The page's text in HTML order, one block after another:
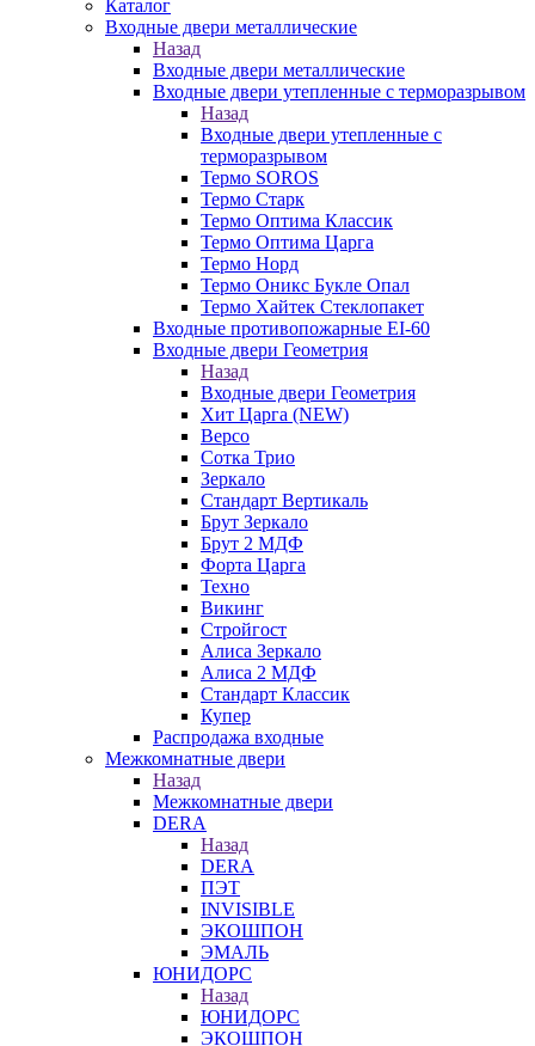
Каталог
Входные двери металлические
Назад
Входные двери металлические
Входные двери утепленные с терморазрывом
Назад
Входные двери утепленные с
терморазрывом
Термо SOROS
Термо Старк
Термо Оптима Классик
Термо Оптима Царга
Термо Норд
Термо Оникс Букле Опал
Термо Хайтек Стеклопакет
Входные противопожарные EI-60
Входные двери Геометрия
Назад
Входные двери Геометрия
Хит Царга (NEW)
Версо
Сотка Трио
Зеркало
Стандарт Вертикаль
Брут Зеркало
Брут 2 МДФ
Форта Царга
Техно
Викинг
Стройгост
Алиса Зеркало
Алиса 2 МДФ
Стандарт Классик
Купер
Распродажа входные
Межкомнатные двери
Назад
Межкомнатные двери
DERA
Назад
DERA
ПЭТ
INVISIBLE
ЭКОШПОН
ЭМАЛЬ
ЮНИДОРС
Назад
ЮНИДОРС
ЭКОШПОН